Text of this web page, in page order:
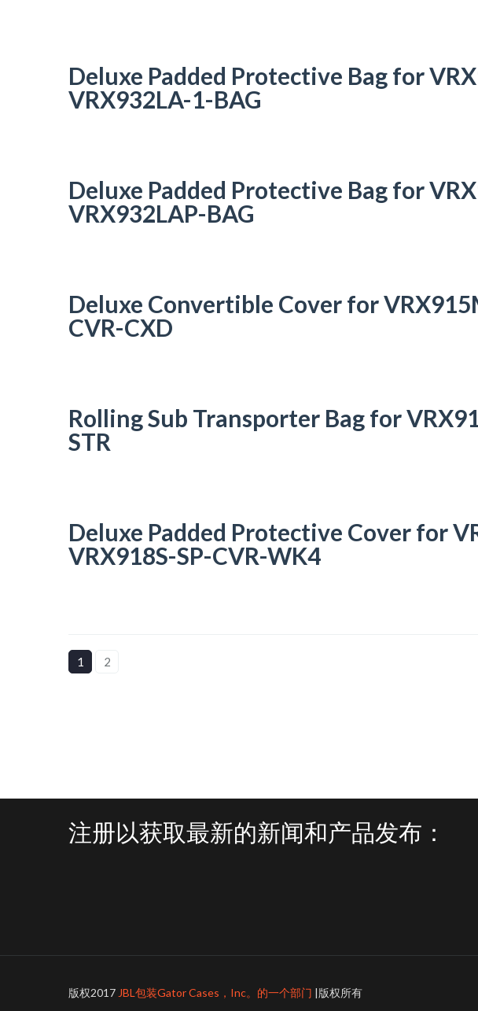
Deluxe Padded Protective Bag for
VRX932LA-1-BAG
Deluxe Padded Protective Bag for
VRX932LAP-BAG
Deluxe Convertible Cover for
CVR-CXD
Rolling Sub Transporter Bag for
STR
Deluxe Padded Protective Cover for
VRX918S-SP-CVR-WK4
1 2
注册以获取最新的新闻和产品发布：
版权2017 JBL包装Gator Cases，Inc。的一个部门 |版权所有